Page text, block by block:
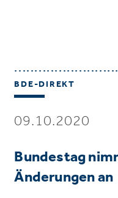
BDE-DIREKT
09.10.2020
Bundestag
Änderungen an